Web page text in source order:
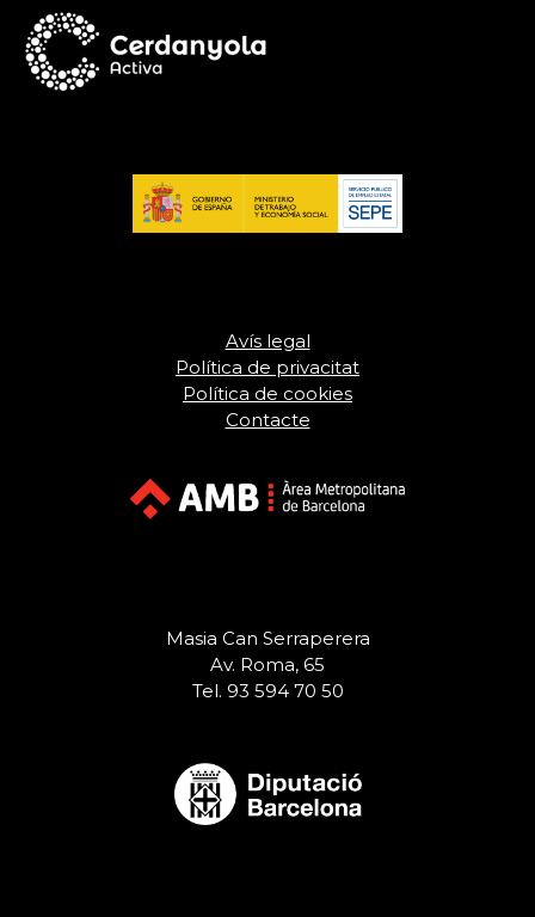
Avís legal
Política de privacitat
Política de cookies
Contacte
Masia Can Serraperera
Av. Roma, 65
Tel. 93 594 70 50